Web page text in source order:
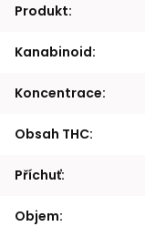
Produkt:
Kanabinoid:
Koncentrace:
Obsah THC:
Příchuť:
Objem: